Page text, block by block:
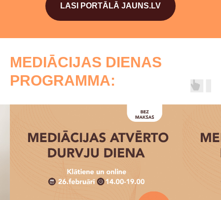
LASI PORTĀLĀ JAUNS.LV
MEDIĀCIJAS DIENAS
PROGRAMMA: